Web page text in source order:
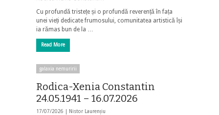
Cu profundă tristețe și o profundă reverență în fața
unei vieți dedicate frumosului, comunitatea artistică își
ia rămas bun de la …
Read More
galaxia nemuririi
Rodica-Xenia Constantin
24.05.1941 – 16.07.2026
17/07/2026 | Nistor Laurențiu